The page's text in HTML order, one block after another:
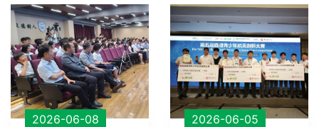
2026-06-08 2026-06-05